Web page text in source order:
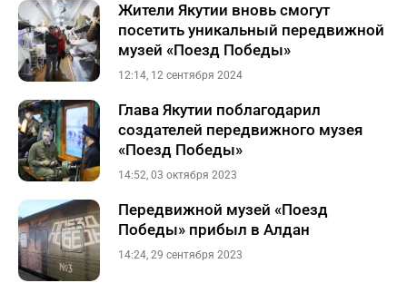
Жители Якутии вновь смогут
посетить уникальный передвижной
музей «Поезд Победы»
12:14, 12 сентября 2024
Глава Якутии поблагодарил
создателей передвижного музея
«Поезд Победы»
14:52, 03 октября 2023
Передвижной музей «Поезд
Победы» прибыл в Алдан
14:24, 29 сентября 2023